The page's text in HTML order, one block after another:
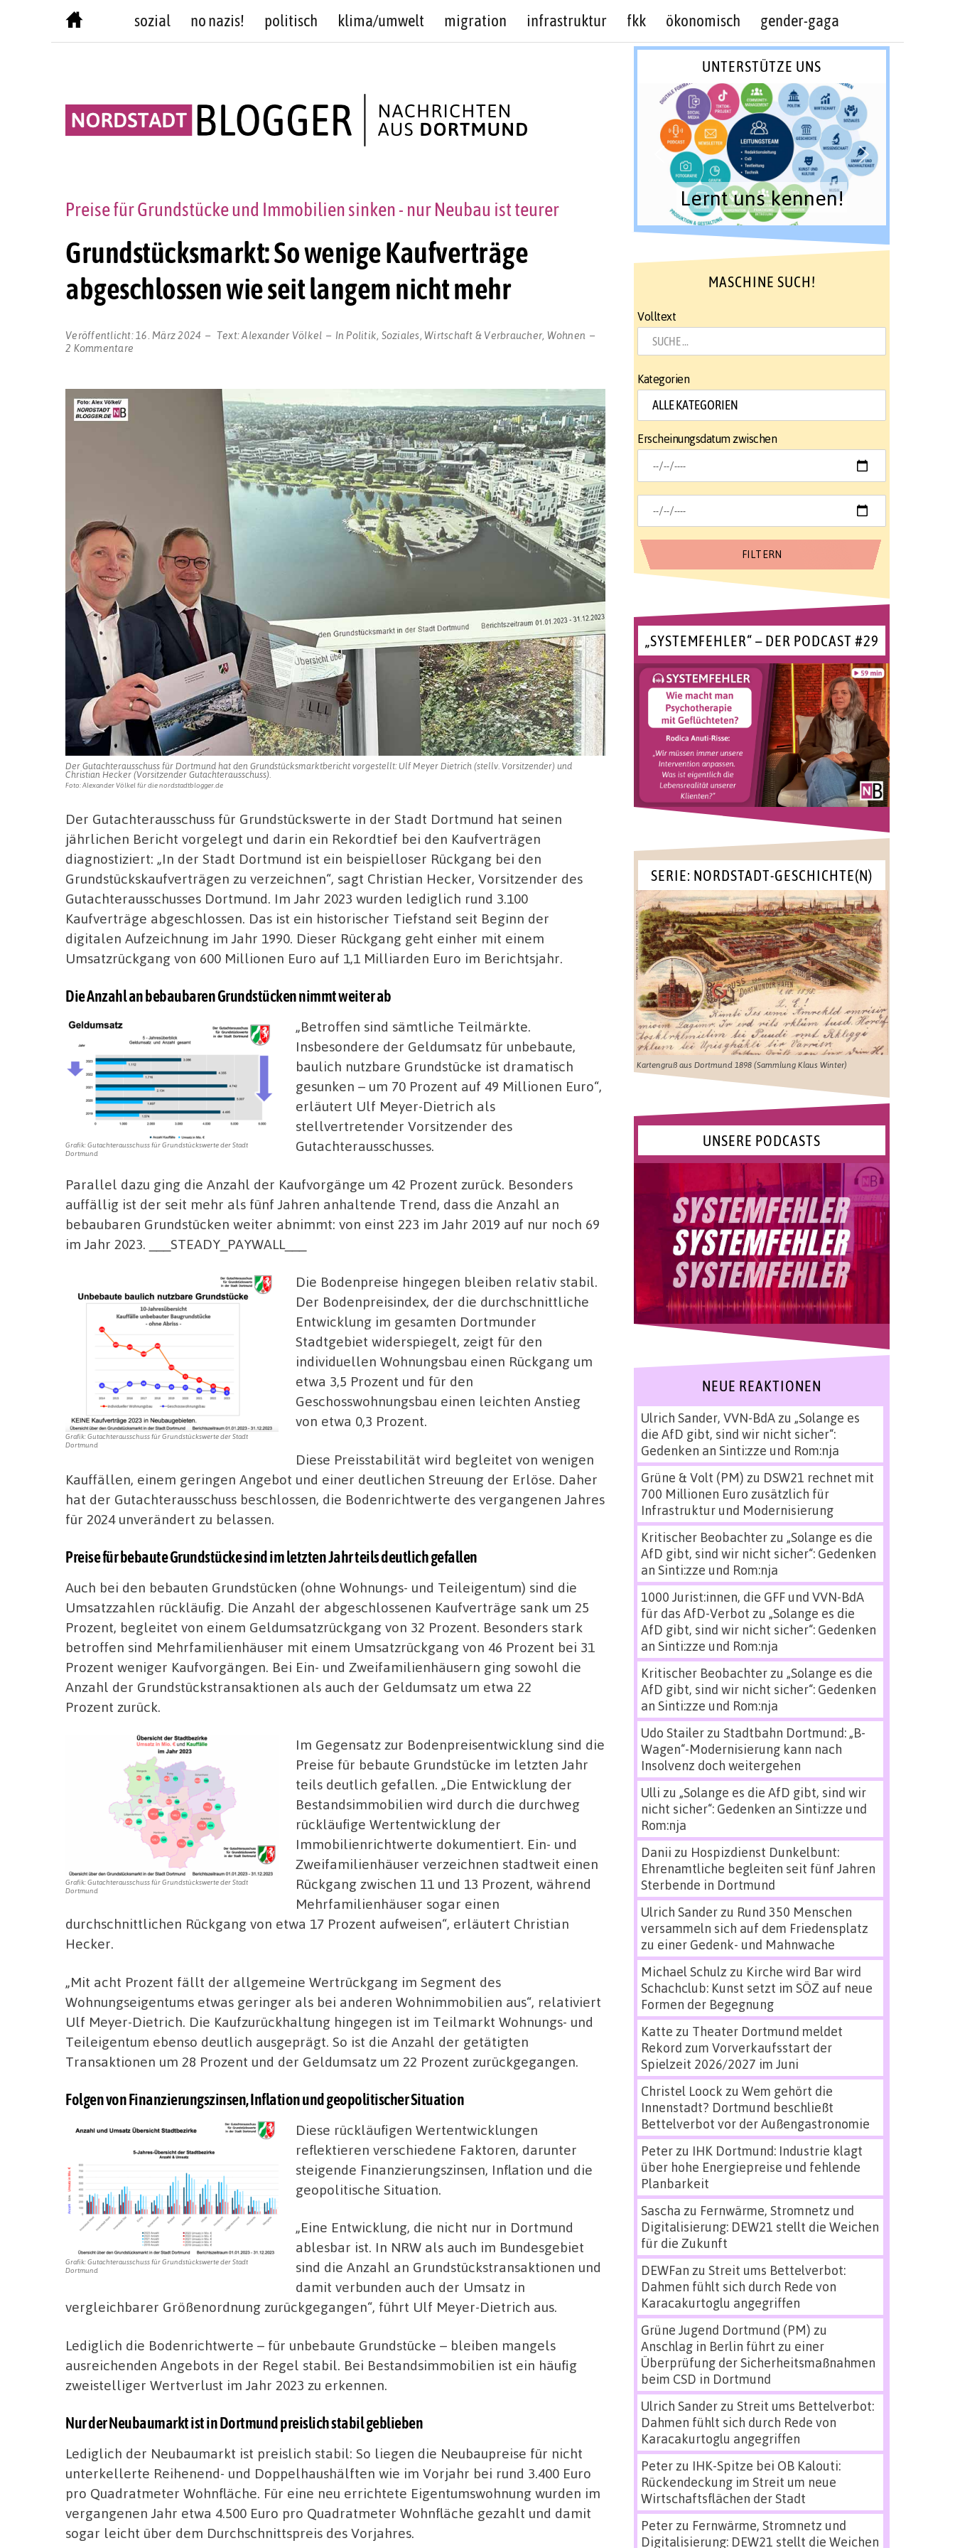
sozial no nazis! politisch klima/umwelt migration infrastruktur fkk ökonomisch gender-gaga
Grundstücksmarkt: So wenige Kaufverträge
abgeschlossen wie seit langem nicht mehr
Preise für Grundstücke und Immobilien sinken - nur Neubau ist teurer
Veröffentlicht: 16. März 2024 Text:Alexander Völkel In Politik Soziales Wirtschaft & Verbraucher, Wohnen
2 Kommentare
Der Gutachterausschuss für Dortmund hat den Grundstücksmarktbericht vorgestellt: Ulf Meyer Dietrich (stellv. Vorsitzender) und
Christian Hecker (Vorsitzender Gutachterausschuss).
Foto: Alexander Völkel für die nordstadtblogger.de
Der Gutachterausschuss für Grundstückswerte in der Stadt Dortmund hat seinen
jährlichen Bericht vorgelegt und darin ein Rekordtief bei den Kaufverträgen
diagnostiziert: „In der Stadt Dortmund ist ein beispielloser Rückgang bei den
Grundstückskaufverträgen zu verzeichnen“, sagt Christian Hecker, Vorsitzender des
Gutachterausschusses Dortmund. Im Jahr 2023 wurden lediglich rund 3.100
Kaufverträge abgeschlossen. Das ist ein historischer Tiefstand seit Beginn der
digitalen Aufzeichnung im Jahr 1990. Dieser Rückgang geht einher mit einem
Umsatzrückgang von 600 Millionen Euro auf 1,1 Milliarden Euro im Berichtsjahr.
Die Anzahl an bebaubaren Grundstücken nimmt weiter ab
Grafik: Gutachterausschuss für Grundstückswerte der Stadt
Dortmund
„Betroffen sind sämtliche Teilmärkte.
Insbesondere der Geldumsatz für unbebaute,
baulich nutzbare Grundstücke ist dramatisch
gesunken – um 70 Prozent auf 49 Millionen Euro“,
erläutert Ulf Meyer-Dietrich als
stellvertretender Vorsitzender des
Gutachterausschusses.
Parallel dazu ging die Anzahl der Kaufvorgänge um 42 Prozent zurück. Besonders
auffällig ist der seit mehr als fünf Jahren anhaltende Trend, dass die Anzahl an
bebaubaren Grundstücken weiter abnimmt: von einst 223 im Jahr 2019 auf nur noch 69
im Jahr 2023. ___STEADY_PAYWALL___
Grafik: Gutachterausschuss für Grundstückswerte der Stadt
Dortmund
Die Bodenpreise hingegen bleiben relativ stabil.
Der Bodenpreisindex, der die durchschnittliche
Entwicklung im gesamten Dortmunder
Stadtgebiet widerspiegelt, zeigt für den
individuellen Wohnungsbau einen Rückgang um
etwa 3,5 Prozent und für den
Geschosswohnungsbau einen leichten Anstieg
von etwa 0,3 Prozent.
Diese Preisstabilität wird begleitet von wenigen
Kauffällen, einem geringen Angebot und einer deutlichen Streuung der Erlöse. Daher
hat der Gutachterausschuss beschlossen, die Bodenrichtwerte des vergangenen Jahres
für 2024 unverändert zu belassen.
Preise für bebaute Grundstücke sind im letzten Jahr teils deutlich gefallen
Auch bei den bebauten Grundstücken (ohne Wohnungs- und Teileigentum) sind die
Umsatzzahlen rückläufig. Die Anzahl der abgeschlossenen Kaufverträge sank um 25
Prozent, begleitet von einem Geldumsatzrückgang von 32 Prozent. Besonders stark
betroffen sind Mehrfamilienhäuser mit einem Umsatzrückgang von 46 Prozent bei 31
Prozent weniger Kaufvorgängen. Bei Ein- und Zweifamilienhäusern ging sowohl die
Anzahl der Grundstückstransaktionen als auch der Geldumsatz um etwa 22
Prozent zurück.
Grafik: Gutachterausschuss für Grundstückswerte der Stadt
Dortmund
Im Gegensatz zur Bodenpreisentwicklung sind die
Preise für bebaute Grundstücke im letzten Jahr
teils deutlich gefallen. „Die Entwicklung der
Bestandsimmobilien wird durch die durchweg
rückläufige Wertentwicklung der
Immobilienrichtwerte dokumentiert. Ein- und
Zweifamilienhäuser verzeichnen stadtweit einen
Rückgang zwischen 11 und 13 Prozent, während
Mehrfamilienhäuser sogar einen
durchschnittlichen Rückgang von etwa 17 Prozent aufweisen“, erläutert Christian
Hecker.
„Mit acht Prozent fällt der allgemeine Wertrückgang im Segment des
Wohnungseigentums etwas geringer als bei anderen Wohnimmobilien aus“, relativiert
Ulf Meyer-Dietrich. Die Kaufzurückhaltung hingegen ist im Teilmarkt Wohnungs- und
Teileigentum ebenso deutlich ausgeprägt. So ist die Anzahl der getätigten
Transaktionen um 28 Prozent und der Geldumsatz um 22 Prozent zurückgegangen.
Folgen von Finanzierungszinsen, Inflation und geopolitischer Situation
Grafik: Gutachterausschuss für Grundstückswerte der Stadt
Dortmund
Diese rückläufigen Wertentwicklungen
reflektieren verschiedene Faktoren, darunter
steigende Finanzierungszinsen, Inflation und die
geopolitische Situation.
„Eine Entwicklung, die nicht nur in Dortmund
ablesbar ist. In NRW als auch im Bundesgebiet
sind die Anzahl an Grundstückstransaktionen und
damit verbunden auch der Umsatz in
vergleichbarer Größenordnung zurückgegangen“, führt Ulf Meyer-Dietrich aus.
Lediglich die Bodenrichtwerte – für unbebaute Grundstücke – bleiben mangels
ausreichenden Angebots in der Regel stabil. Bei Bestandsimmobilien ist ein häufig
zweistelliger Wertverlust im Jahr 2023 zu erkennen.
Nur der Neubaumarkt ist in Dortmund preislich stabil geblieben
Lediglich der Neubaumarkt ist preislich stabil: So liegen die Neubaupreise für nicht
unterkellerte Reihenend- und Doppelhaushälften wie im Vorjahr bei rund 3.400 Euro
pro Quadratmeter Wohnfläche. Für eine neu errichtete Eigentumswohnung wurden im
vergangenen Jahr etwa 4.500 Euro pro Quadratmeter Wohnfläche gezahlt und damit
sogar leicht über dem Durchschnittspreis des Vorjahres.
UNTERSTÜTZE UNS
Lernt uns kennen!
MASCHINE SUCH!
Volltext
Kategorien
Erscheinungsdatum zwischen
„SYSTEMFEHLER“ – DER PODCAST #29
SERIE: NORDSTADT-GESCHICHTE(N)
Kartengruß aus Dortmund 1898 (Sammlung Klaus Winter)
UNSERE PODCASTS
NEUE REAKTIONEN
Ulrich Sander, VVN-BdAzu „Solange es
die AfD gibt, sind wir nicht sicher“:
Gedenken an Sinti:zze und Rom:nja
Grüne & Volt (PM) zu DSW21 rechnet mit
700 Millionen Euro zusätzlich für
Infrastruktur und Modernisierung
Kritischer Beobachterzu „Solange es die
AfD gibt, sind wir nicht sicher“: Gedenken
an Sinti:zze und Rom:nja
1000 Jurist:innen, die GFF und VVN-BdA
für das AfD-Verbot zu „Solange es die
AfD gibt, sind wir nicht sicher“: Gedenken
an Sinti:zze und Rom:nja
Kritischer Beobachterzu „Solange es die
AfD gibt, sind wir nicht sicher“: Gedenken
an Sinti:zze und Rom:nja
Udo Stailerzu Stadtbahn Dortmund: „B-
Wagen“-Modernisierung kann nach
Insolvenz doch weitergehen
Ulli zu „Solange es die AfD gibt, sind wir
nicht sicher“: Gedenken an Sinti:zze und
Rom:nja
Danii zu Hospizdienst Dunkelbunt:
Ehrenamtliche begleiten seit fünf Jahren
Sterbende in Dortmund
Ulrich Sanderzu Rund 350 Menschen
versammeln sich auf dem Friedensplatz
zu einer Gedenk- und Mahnwache
Michael Schulz zu Kirche wird Bar wird
Schachclub: Kunst setzt im SÖZ auf neue
Formen der Begegnung
Katte zu Theater Dortmund meldet
Rekord zum Vorverkaufsstart der
Spielzeit 2026/2027 im Juni
Christel Loock zu Wem gehört die
Innenstadt? Dortmund beschließt
Bettelverbot vor der Außengastronomie
Peterzu IHK Dortmund: Industrie klagt
über hohe Energiepreise und fehlende
Planbarkeit
Sascha zu Fernwärme, Stromnetz und
Digitalisierung: DEW21 stellt die Weichen
für die Zukunft
DEWFan zu Streit ums Bettelverbot:
Dahmen fühlt sich durch Rede von
Karacakurtoglu angegriffen
Grüne Jugend Dortmund (PM) zu
Anschlag in Berlin führt zu einer
Überprüfung der Sicherheitsmaßnahmen
beim CSD in Dortmund
Ulrich Sanderzu Streit ums Bettelverbot:
Dahmen fühlt sich durch Rede von
Karacakurtoglu angegriffen
Peterzu IHK-Spitze bei OB Kalouti:
Rückendeckung im Streit um neue
Wirtschaftsflächen der Stadt
Peterzu Fernwärme, Stromnetz und
Digitalisierung: DEW21 stellt die Weichen